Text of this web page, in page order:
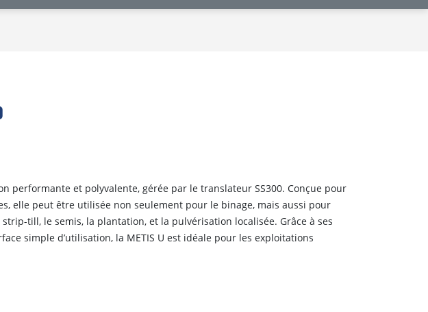
performante et polyvalente, gérée par le translateur SS300. Conçue pour
elle peut être utilisée non seulement pour le binage, mais aussi pour
till, le semis, la plantation, et la pulvérisation localisée. Grâce à ses
simple d’utilisation, la METIS U est idéale pour les exploitations